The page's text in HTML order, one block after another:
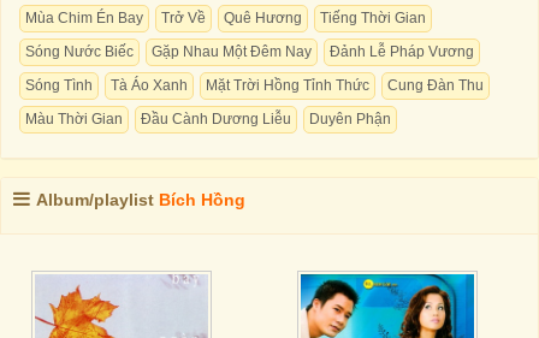
Mùa Chim Én Bay
Trở Về Quê Hương
Tiếng Thời Gian
Sóng Nước Biếc
Gặp Nhau Một Đêm Nay
Đảnh Lễ Pháp Vương
Sóng Tình
Tà Áo Xanh Mặt Trời Hồng Tỉnh Thức
Cung Đàn Thu
Màu Thời Gian
Đầu Cành Dương Liễu Duyên Phận
Album/playlist Bích Hồng